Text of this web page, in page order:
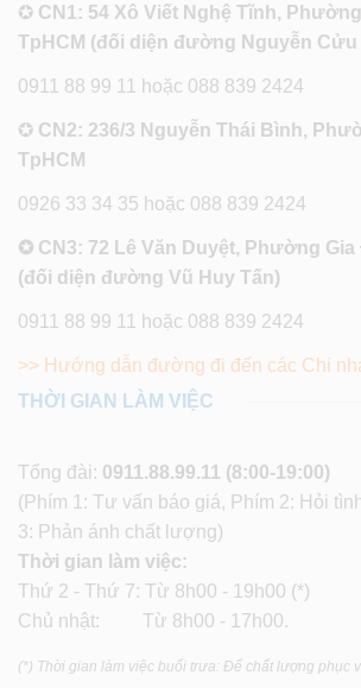
✪ CN1: 54 Xô Viết Nghệ Tĩnh,
TpHCM (đối diện đường Nguyễn Cửu
0911 88 99 11 hoặc 088 839 2424
✪ CN2: 236/3 Nguyễn Thái Bình,
TpHCM
0926 33 34 35 hoặc 088 839 2424
✪ CN3: 72 Lê Văn Duyệt, Phường Gia
(đối diện đường Vũ Huy Tấn)
0911 88 99 11 hoặc 088 839 2424
>> Hướng dẫn đường đi đến các Chi
THỜI GIAN LÀM VIỆC
Tổng đài: 0911.88.99.11 (8:00-19:00)
(Phím 1: Tư vấn báo giá, Phím 2: Hỏi
3: Phản ánh chất lượng)
Thời gian làm việc:
Thứ 2 - Thứ 7: Từ 8h00 - 19h00 (*)
Chủ nhật: Từ 8h00 - 17h00.
(*) Thời gian làm việc buổi trưa: Để chất lượng phục